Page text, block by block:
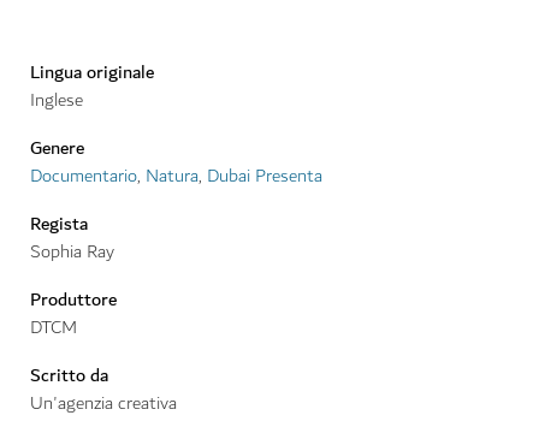
Lingua originale
Inglese
Genere
Documentario, Natura, Dubai Presenta
Regista
Sophia Ray
Produttore
DTCM
Scritto da
Un'agenzia creativa